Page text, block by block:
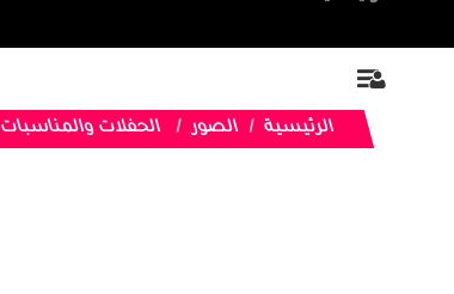
الرئيسية الصور الحفلات والمناسبات